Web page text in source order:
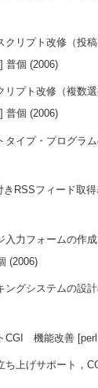
クリプト改修（投
普個 (2006)
リプト改修（複数
普個 (2006)
タイプ・プログラ
きRSSフィード取
入力フォームの作
(2006)
ングシステムの設
CGI 機能改善
ち上げサポート，